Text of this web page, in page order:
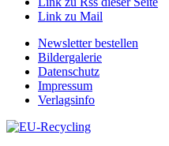
Link zu Mail
Newsletter bestellen
Bildergalerie
Datenschutz
Impressum
Verlagsinfo